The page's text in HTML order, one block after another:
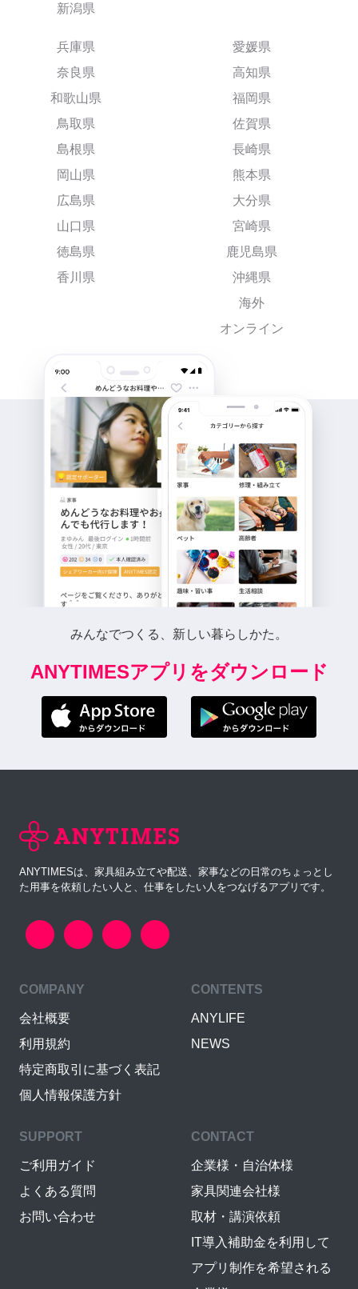
新潟県
兵庫県
奈良県
和歌山県
鳥取県
島根県
岡山県
広島県
山口県
徳島県
香川県
愛媛県
高知県
福岡県
佐賀県
長崎県
熊本県
大分県
宮崎県
鹿児島県
沖縄県
海外
オンライン
みんなでつくる、新しい暮らしかた。
ANYTIMESアプリをダウンロード
ANYTIMESは、家具組み立てや配送、家事などの日常のちょっとし
た用事を依頼したい人と、仕事をしたい人をつなげるアプリです。
COMPANY
会社概要
利用規約
特定商取引に基づく表記
個人情報保護方針
CONTENTS
ANYLIFE
NEWS
SUPPORT
ご利用ガイド
よくある質問
お問い合わせ
CONTACT
企業様・自治体様
家具関連会社様
取材・講演依頼
IT導入補助金を利用して
アプリ制作を希望される